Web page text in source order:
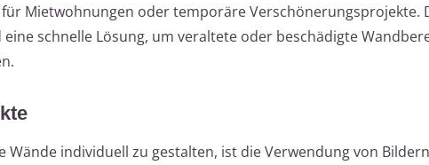
Mietwohnungen oder temporäre Verschönerungsprojekte.
schnelle Lösung, um veraltete oder beschädigte
Wände individuell zu gestalten, ist die Verwendung von